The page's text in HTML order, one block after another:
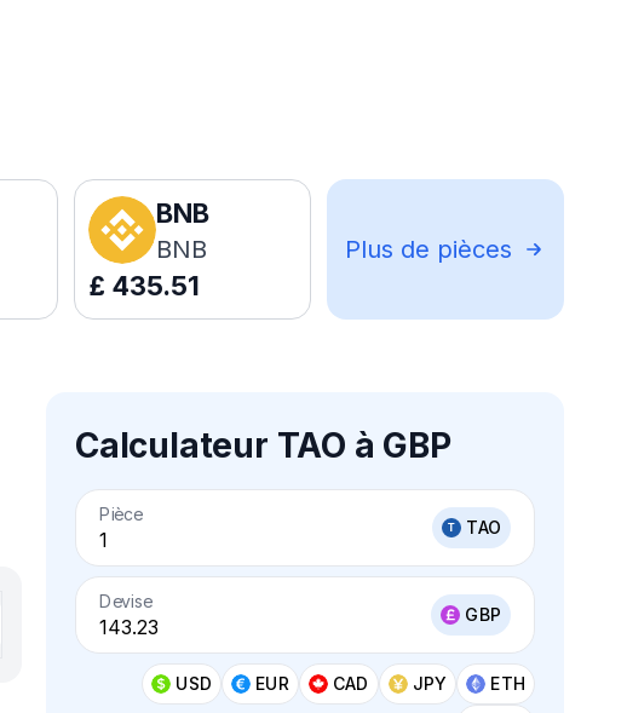
BNB
BNB
£ 435.51
Plus de pièces
Calculateur TAO à GBP
Pièce
TAO
Devise
GBP
USD EUR CAD JPY
ETH